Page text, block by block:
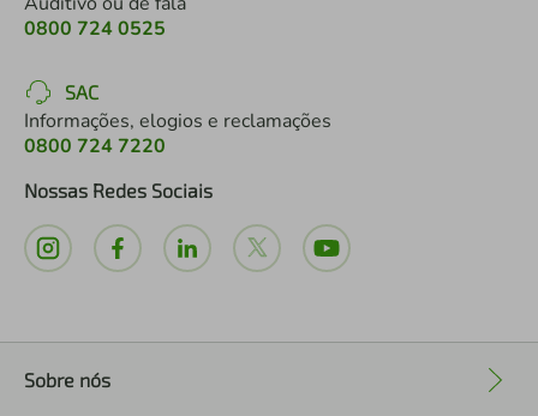
0800 724 0525
SAC
Informações, elogios e reclamações
0800 724 7220
Nossas Redes Sociais
Sobre nós